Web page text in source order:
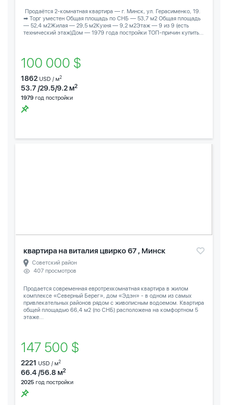
️ Продаётся 2-комнатная квартира — г. Минск, ул. Герасименко, 19.
➡ Торг уместен Общая площадь по СНБ — 53,7 м2 Общая площадь
— 52,4 м2Жилая — 29,5 м2Кухня — 9,2 м2Этаж — 9 из 9 (есть
технический этаж)Дом — 1979 года постройки ТОП-причин купить...
100 000 $
1862 USD / м2
53.7 /29.5/9.2 м2
1979 год постройки
квартира на виталия цвирко 67 , Минск
Советский район
407 просмотров
Продается современная евротрехкомнатная квартира в жилом
комплексе «Северный Берег», дом «Эдэн» - в одном из самых
привлекательных районов рядом с живописным водоемом. Квартира
общей площадью 66,4 м2 (по СНБ) расположена на комфортном 5
этаже...
147 500 $
2221 USD / м2
66.4 /56.8 м2
2025 год постройки